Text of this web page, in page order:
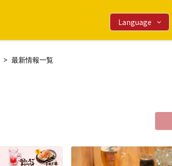
Language
最新情報一覧